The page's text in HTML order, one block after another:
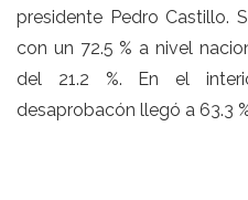
presidente Pedro Castillo.
con un 72.5 % a nivel
del 21.2 %. En el
desaprobacón llegó a 63.3